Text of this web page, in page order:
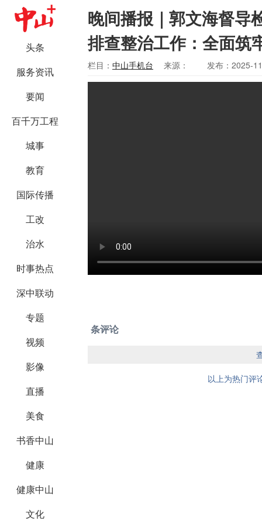
头条
服务资讯
要闻
百千万工程
城事
教育
国际传播
工改
治水
时事热点
深中联动
专题
视频
影像
直播
美食
书香中山
健康
健康中山
文化
晚间播报｜郭文海督导
排查整治工作：全面筑
栏目： 中山手机台 来源： 发布：2025-
条评论
以上为热门评